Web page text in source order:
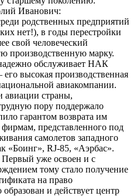
Иванович:
родственных предприятий
нет!), в годы перестройки
свой человеческий
производственную марку.
обслуживает НАК
высокая производственная
авиакомпании.
авиации страны,
пору поддержало
гарантом возврата им
представленного под
самолетов западного
«Боинг», RJ-85, «Аэрбас».
Первый уже освоен и с
тому стало получение
на право
и действует центр